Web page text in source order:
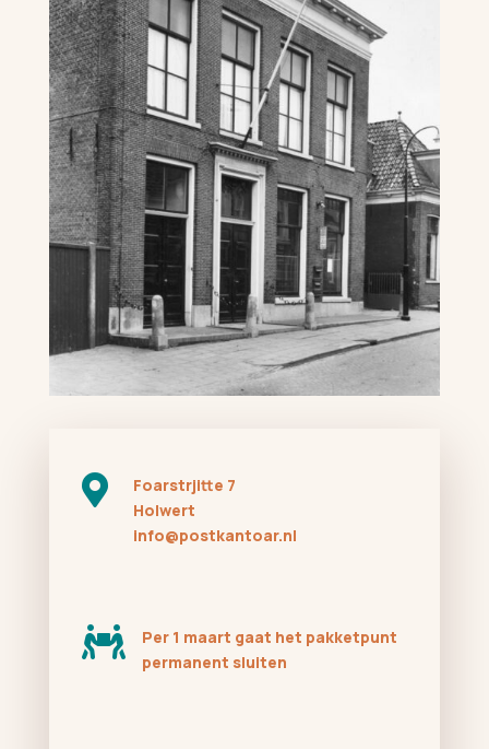

Foarstrjitte 7
Holwert
info@postkantoar.nl

Per 1 maart gaat het pakketpunt
permanent sluiten